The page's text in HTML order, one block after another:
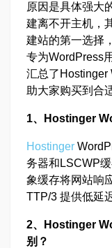
原因是具体强大
建离不开主机，
建站的第一选择
专为WordPress
汇总了Hostinger
助大家购买到合
1、Hostinger
Hostinger
务器和LSCWP
象缓存将网站响
TTP/3 提供低延
2、Hostinger
别？